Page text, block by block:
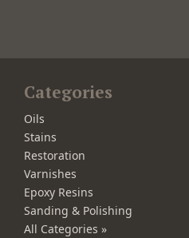
Categories
Oils
Stains
Restoration
Varnishes
Epoxy Resins
Sanding & Polishing
All Categories »